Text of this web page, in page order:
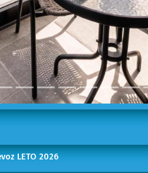
LETO 2026